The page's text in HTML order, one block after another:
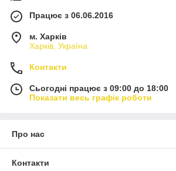
Працює з 06.06.2016
м. Харків
Харків, Україна
Контакти
Сьогодні працює з 09:00 до 18:00
Показати весь графік роботи
Про нас
Контакти